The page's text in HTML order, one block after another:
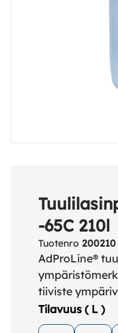
-65C 210l
Tuotenro 200210
AdProLine®
tiiviste
Tilavuus ( L )